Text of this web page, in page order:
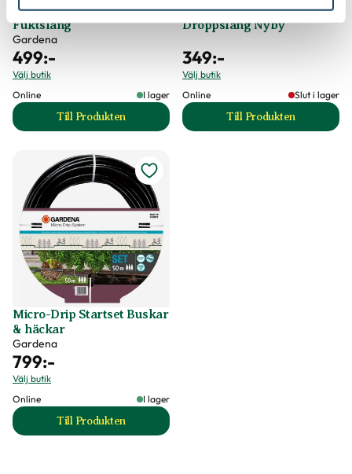
Fuktslang
Gardena
499:-
Välj butik
Online
I lager
Till Produkten
till Fuktslang produktsida
Droppslang Nyby
349:-
Välj butik
Online
Slut i lager
Till Produkten
till Droppslang
Micro-Drip Startset Buskar
& häckar
Gardena
799:-
Välj butik
Online
I lager
Till Produkten
till Micro-Drip Startset Buskar & häckar produktsida